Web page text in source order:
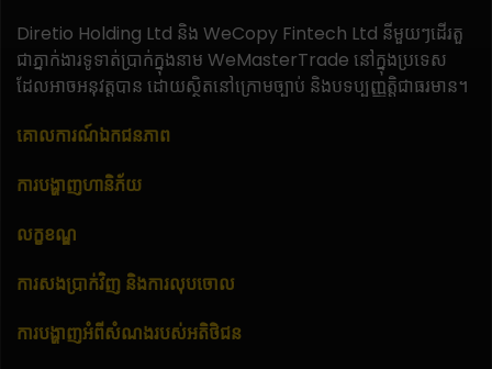
Diretio Holding Ltd និង WeCopy Fintech Ltd នីមួយៗដើរតួ
ជាភ្នាក់ងារទូទាត់ប្រាក់ក្នុងនាម WeMasterTrade នៅក្នុងប្រទេស
ដែលអាចអនុវត្តបាន ដោយស្ថិតនៅក្រោមច្បាប់ និងបទប្បញ្ញត្តិជាធរមាន។
គោលការណ៍ឯកជនភាព
ការបង្ហាញហានិភ័យ
លក្ខខណ្ឌ
ការសងប្រាក់វិញ និងការលុបចោល
ការបង្ហាញអំពីសំណងរបស់អតិថិជន